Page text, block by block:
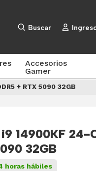
Buscar
Accesorios
Gamer
+ RTX 5090 32GB
14900KF 24-
32GB
horas hábiles